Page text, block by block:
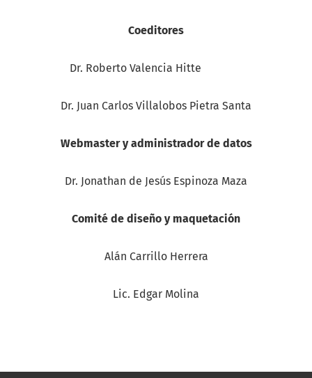
Coeditores
Dr. Roberto Valencia Hitte
Dr. Juan Carlos Villalobos Pietra Santa
Webmaster y administrador de datos
Dr. Jonathan de Jesús Espinoza Maza
Comité de diseño y maquetación
Alán Carrillo Herrera
Lic. Edgar Molina